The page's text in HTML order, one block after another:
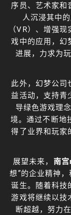
序员、艺术家和
人沉浸其中
（VR）、增强
戏中的应用，幻
进展，力求为
此外，幻梦公司
益活动，支持青
导绿色游戏理
境。通过不断地
得了业界和玩家
展望未来， 南
想”的企业精神
诞生。随着科技
游戏将继续以技
断超越，努力